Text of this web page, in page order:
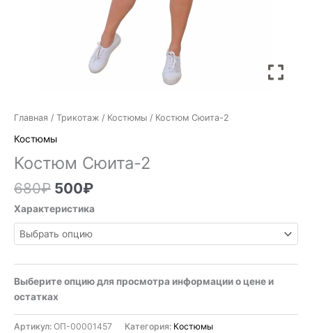
Главная / Трикотаж / Костюмы / Костюм Сюита-2
Костюмы
Костюм Сюита-2
680₽ 500₽
Характеристика
Выберите опцию для просмотра информации о цене и
остатках
Артикул: ОП-00001457 Категория: Костюмы